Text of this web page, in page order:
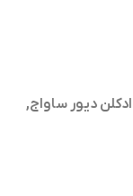
ادکلن دیور ساواج,